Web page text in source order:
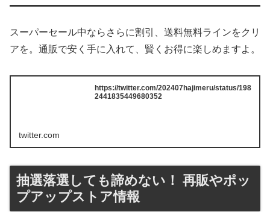
スーパーセール中ならさらに割引、送料無料ラインをクリ
アを。通販で安く手に入れて、賢くお得に楽しめますよ。
https://twitter.com/202407hajimeru/status/198
2441835449680352
twitter.com
抽選落選しても諦めない！ 再販やポッ
プアップストア情報